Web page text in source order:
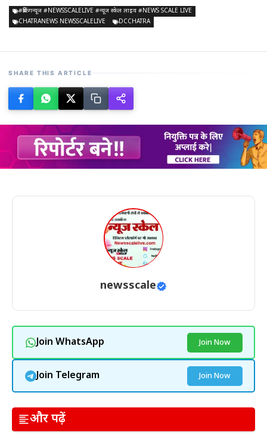
#ब्रेकिंगन्यूज #NEWSSCALELIVE #न्यूज स्केल लाइव #NEWS SCALE LIVE
CHATRANEWS NEWSSCALELIVE
DCCHATRA
SHARE THIS ARTICLE
newsscale
Join WhatsApp Join Now
Join Telegram Join Now
और पढ़ें